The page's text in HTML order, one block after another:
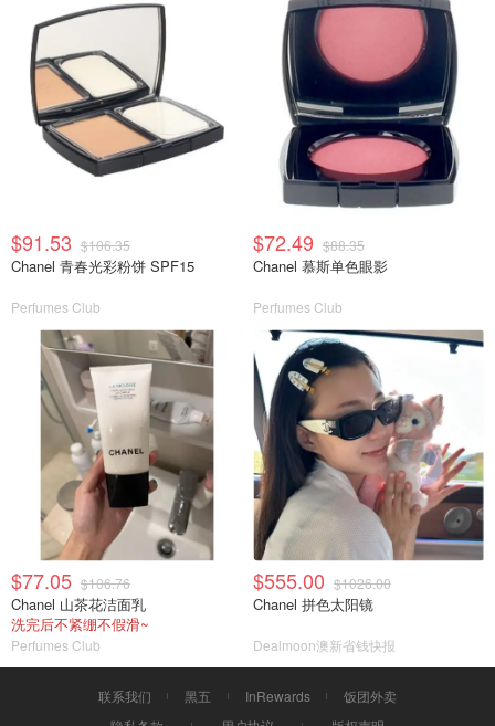
$91.53 $106.35
Chanel 青春光彩粉饼 SPF15
Perfumes Club
$72.49 $88.35
Chanel 慕斯单色眼影
Perfumes Club
$77.05 $106.76
Chanel 山茶花洁面乳
洗完后不紧绷不假滑~
Perfumes Club
$555.00 $1026.00
Chanel 拼色太阳镜
Dealmoon澳新省钱快报
联系我们 黑五 InRewards
饭团外卖